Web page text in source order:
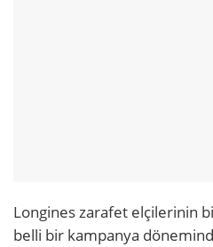
Longines zarafet elçilerinin
belli bir kampanya